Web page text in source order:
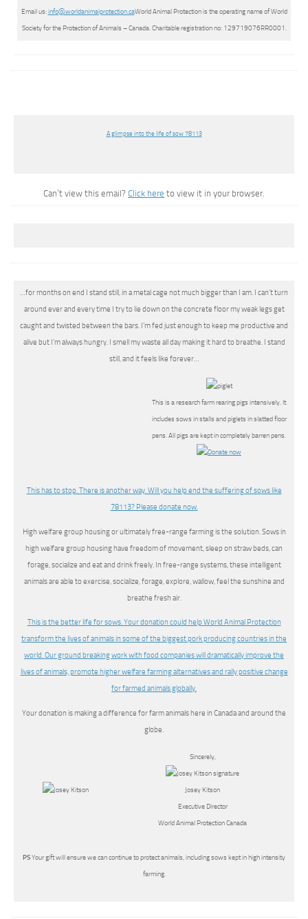
Email us:info@worldanimalprotection.caWorld Animal Protection is the operating name of World
Society for the Protection of Animals – Canada. Charitable registration no: 129719076RR0001.
A glimpse into the life of sow 78113
Can’t view this email? Click here to view it in your browser.
…for months on end I stand still, in a metal cage not much bigger than I am. I can’t turn
around ever and every time I try to lie down on the concrete floor my weak legs get
caught and twisted between the bars. I’m fed just enough to keep me productive and
alive but I’m always hungry. I smell my waste all day making it hard to breathe. I stand
still, and it feels like forever…
This is a research farm rearing pigs intensively. It
includes sows in stalls and piglets in slatted floor
pens. All pigs are kept in completely barren pens.
This has to stop. There is another way. Will you help end the suffering of sows like
78113? Please donate now.
High welfare group housing or ultimately free-range farming is the solution. Sows in
high welfare group housing have freedom of movement, sleep on straw beds, can
forage, socialize and eat and drink freely. In free-range systems, these intelligent
animals are able to exercise, socialize, forage, explore, wallow, feel the sunshine and
breathe fresh air.
This is the better life for sows. Your donation could help World Animal Protection
transform the lives of animals in some of the biggest pork producing countries in the
world. Our ground breaking work with food companies will dramatically improve the
lives of animals, promote higher welfare farming alternatives and rally positive change
for farmed animals globally.
Your donation is making a difference for farm animals here in Canada and around the
globe.
Sincerely,
Josey Kitson
Executive Director
World Animal Protection Canada
PSYour gift will ensure we can continue to protect animals, including sows kept in high intensity
farming.